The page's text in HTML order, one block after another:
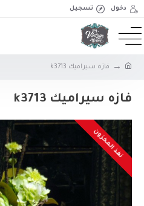
دخول تسجيل
فازه سيراميك k3713
فازه سيراميك k3713
نفذ المخزون